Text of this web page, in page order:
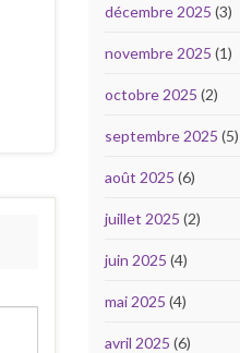
décembre 2025 (3)
novembre 2025 (1)
octobre 2025 (2)
septembre 2025 (5)
août 2025 (6)
juillet 2025 (2)
juin 2025 (4)
mai 2025 (4)
avril 2025 (6)